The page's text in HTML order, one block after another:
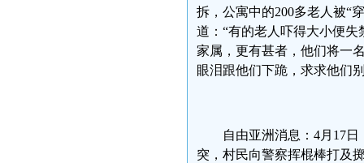
拆，公寓中的200多老人被“
道：“有的老人吓得大小便
家属，更有甚者，他们将一
眼泪跟他们下跪，求求他们
自由亚洲消息：4月17
突，村民向警察挥棍棒打及